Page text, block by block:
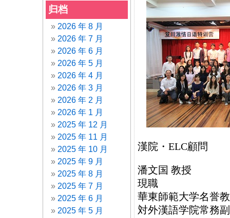
归档
2026 年 8 月
2026 年 7 月
2026 年 6 月
2026 年 5 月
2026 年 4 月
2026 年 3 月
2026 年 2 月
2026 年 1 月
2025 年 12 月
2025 年 11 月
2025 年 10 月
2025 年 9 月
2025 年 8 月
2025 年 7 月
2025 年 6 月
2025 年 5 月
漢院・ELC顧問
潘文国 教授
現職
華東師範大学名誉
対外漢語学院常務